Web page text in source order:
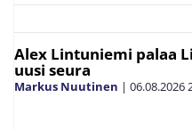
Alex Lintuniemi palaa
uusi seura
Markus Nuutinen | 06.08.2026